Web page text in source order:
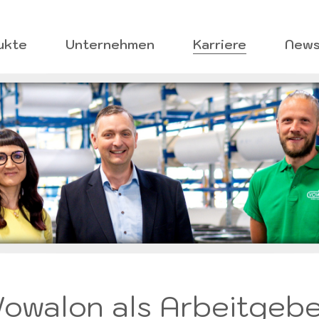
Unternehmen Karriere
als